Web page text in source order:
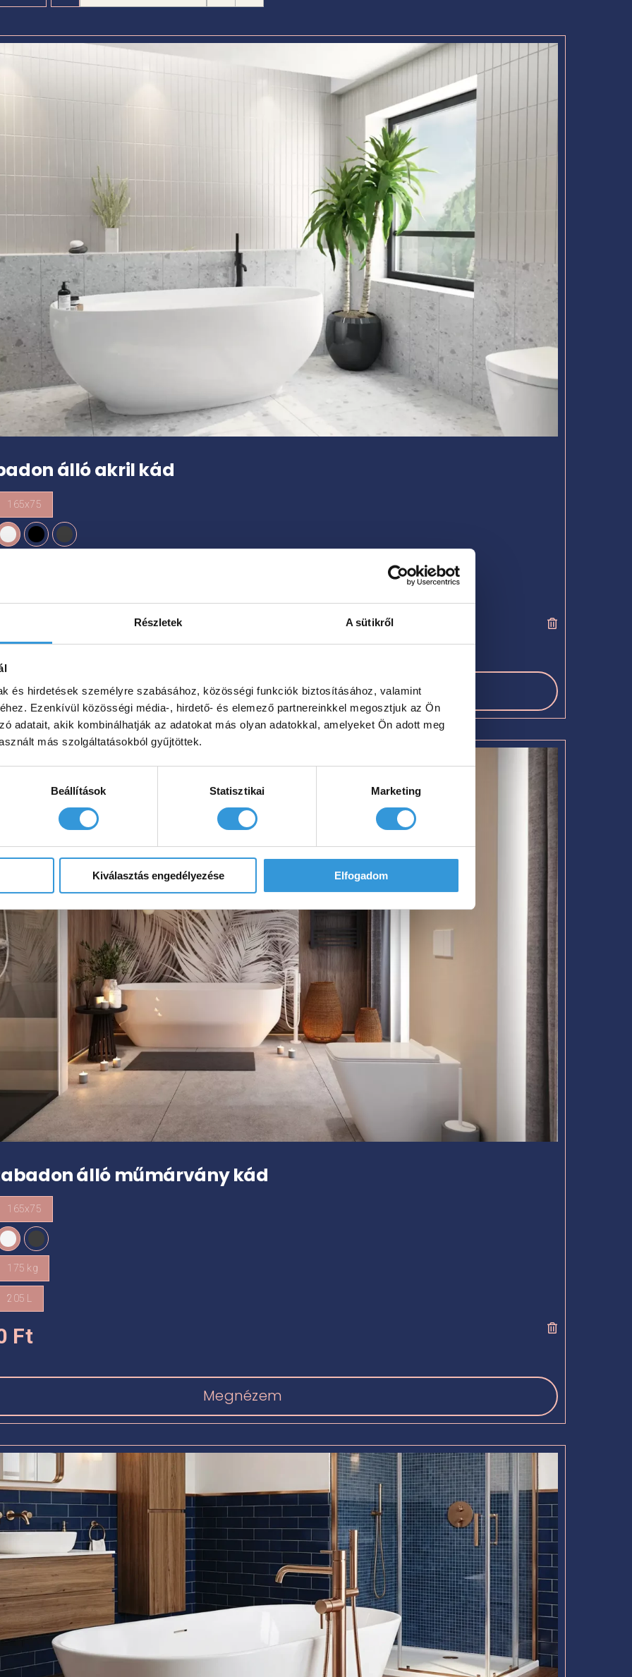
Részletek A sütikről
és hirdetések személyre szabásához, közösségi funkciók biztosításához, valamint
Ezenkívül közösségi média-, hirdető- és elemező partnereinkkel megosztjuk az Ön
adatait, akik kombinálhatják az adatokat más olyan adatokkal, amelyeket Ön adott meg
más szolgáltatásokból gyűjtöttek.
Beállítások Statisztikai Marketing
Kiválasztás engedélyezése Elfogadom
álló akril kád
165x75
Megnézem
álló műmárvány kád
165x75
175 kg
205 L
Ft
Megnézem